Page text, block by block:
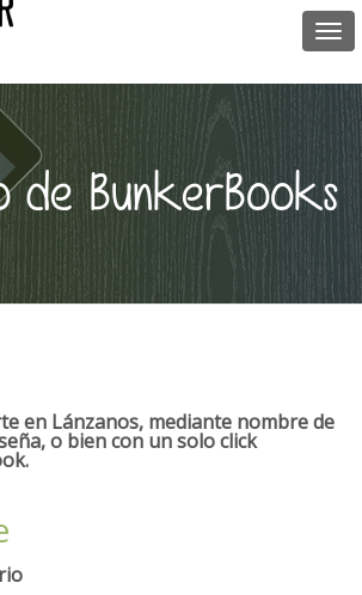
de BunkerBooks
en Lánzanos, mediante nombre de
o bien con un solo click